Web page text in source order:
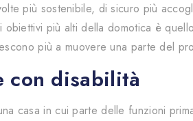
più sostenibile, di sicuro più
obiettivi più alti della domotica è
più a muovere una parte del
con disabilità
casa in cui parte delle funzioni